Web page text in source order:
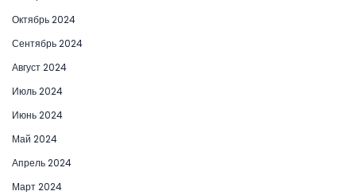
Октябрь 2024
Сентябрь 2024
Август 2024
Июль 2024
Июнь 2024
Май 2024
Апрель 2024
Март 2024